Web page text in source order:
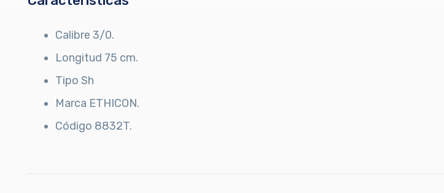
Calibre 3/0.
Longitud 75 cm.
Tipo Sh
Marca ETHICON.
Código 8832T.